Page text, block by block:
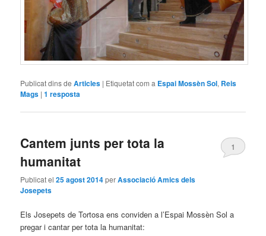
Publicat dins de Articles | Etiquetat com a Espai Mossèn Sol, Reis
Mags |1 resposta
Cantem junts per tota la
humanitat
Publicat el25 agost 2014perAssociació Amics dels
Josepets
1
Els Josepets de Tortosa ens conviden a l’Espai Mossèn Sol a
pregar i cantar per tota la humanitat: